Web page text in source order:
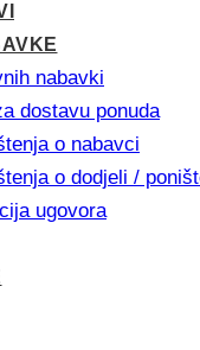
nabavki
dostavu ponuda
o nabavci
o dodjeli /
ugovora